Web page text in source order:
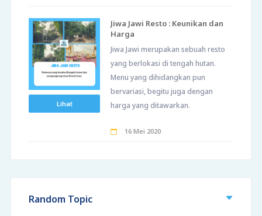
Lihat
Jiwa Jawi Resto : Keunikan dan
Harga
Jiwa Jawi merupakan sebuah resto
yang berlokasi di tengah hutan.
Menu yang dihidangkan pun
bervariasi, begitu juga dengan
harga yang ditawarkan.
16 Mei 2020
Random Topic